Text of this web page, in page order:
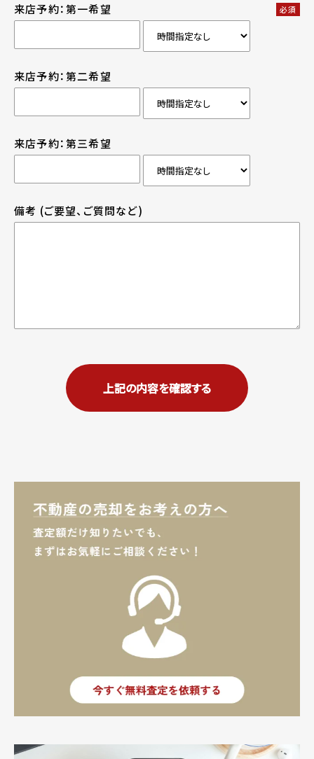
来店予約：第一希望 必須
来店予約：第二希望
来店予約：第三希望
備考 (ご要望、ご質問など)